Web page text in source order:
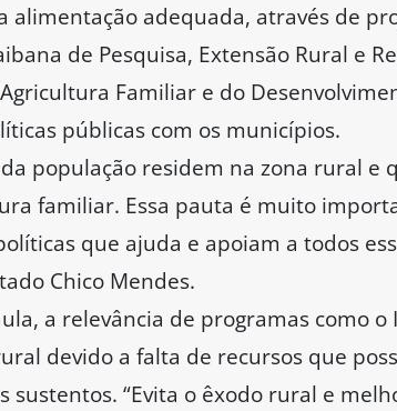
alimentação adequada, através de
de Pesquisa, Extensão Rural e
Familiar e do
públicas com os municípios.
população residem na zona rural e
familiar. Essa pauta é muito
que ajuda e apoiam a todos
Chico Mendes.
a relevância de programas como
devido a falta de recursos que
sustentos. “Evita o êxodo rural e